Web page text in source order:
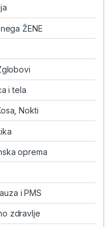
ŽENE
i tela
Nokti
oprema
i PMS
zdravlje